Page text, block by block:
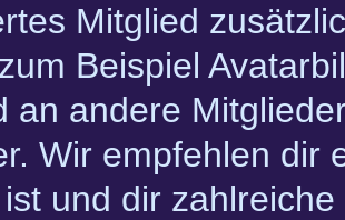
Mitglied
Beispiel
an andere
Wir empfehlen dir
und dir